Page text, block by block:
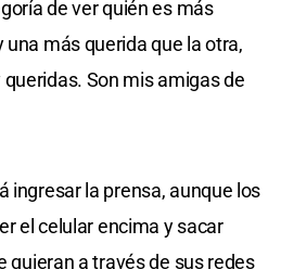
de ver quién es más
más querida que la otra,
Son mis amigas de
ingresar la prensa, aunque los
el celular encima y sacar
quieran a través de sus redes